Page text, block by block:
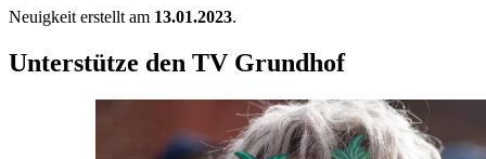
Neuigkeit erstellt am 13.01.2023.
Unterstütze den TV Grundhof